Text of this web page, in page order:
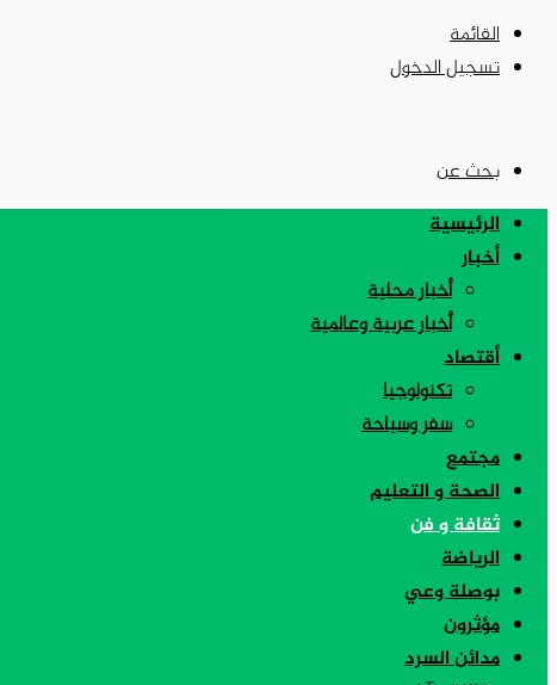
القائمة
تسجيل الدخول
بحث عن
الرئيسية
أخبار
أخبار محلية
أخبار عربية وعالمية
أقتصاد
تكنولوجيا
سفر وسياحة
مجتمع
الصحة و التعليم
ثقافة و فن
الرياضة
بوصلة وعي
مؤثرون
مدائن السرد